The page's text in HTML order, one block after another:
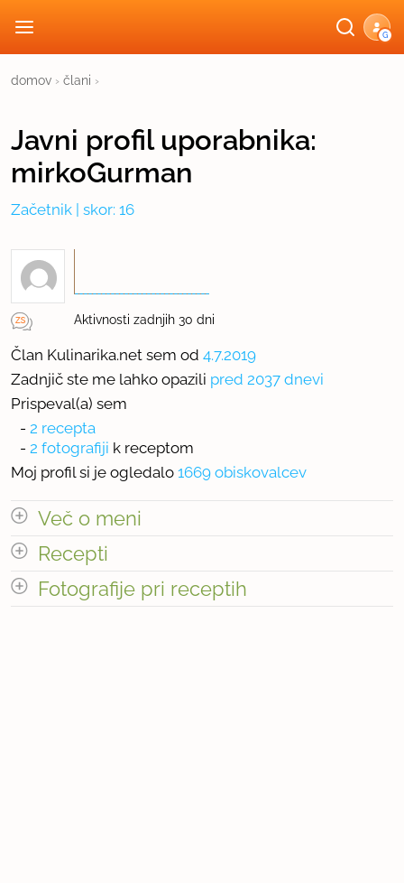
G
domov › člani ›
Javni profiluporabnika:
mirkoGurman
Začetnik | skor: 16
Aktivnosti zadnjih 30 dni
Član Kulinarika.net sem od 4.7.2019
Zadnjič ste me lahko opazili pred 2037 dnevi
Prispeval(a) sem
- 2 recepta
- 2 fotografiji k receptom
Moj profil si je ogledalo 1669 obiskovalcev
Več o meni
Najljubše knjige
Pa čeprav ni zmeraj kaviar ;>
Recepti
Število receptov: 2
Fotografije pri receptih